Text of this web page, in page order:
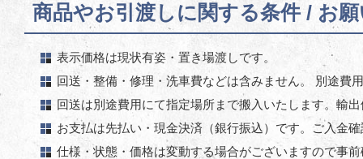
商品やお引渡しに関する条件 / お
表示価格は現状有姿・置き場渡しです。
回送・整備・修理・洗車費などは含みません。 別途費
回送は別途費用にて指定場所まで搬入いたします。輸
お支払は先払い・現金決済（銀行振込）です。ご入金
仕様・状態・価格は変動する場合がございますので事